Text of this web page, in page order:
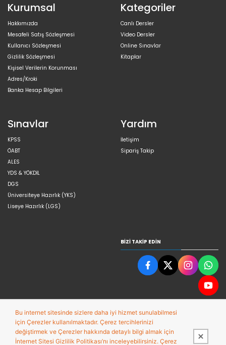
Kurumsal
Hakkımızda
Mesafeli Satış Sözleşmesi
Kullanıcı Sözleşmesi
Gizlilik Sözleşmesi
Kişisel Verilerin Korunması
Adres/Kroki
Banka Hesap Bilgileri
Kategoriler
Canlı Dersler
Video Dersler
Online Sınavlar
Kitaplar
Sınavlar
KPSS
ÖABT
ALES
YDS & YÖKDİL
DGS
Üniversiteye Hazırlık (YKS)
Liseye Hazırlık (LGS)
Yardım
İletişim
Sipariş Takip
BIZI TAKIP EDIN
Bu internet sitesinde sizlere daha iyi hizmet sunulabilmesi
için Çerezler kullanılmaktadır. Çerez tercihlerinizi
değiştirmek ve Çerezler hakkında detaylı bilgi almak için
İnternet Sitesi Gizlilik Politikası’nı inceleyebilirsiniz. Çerez